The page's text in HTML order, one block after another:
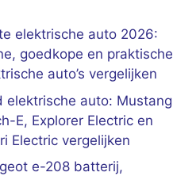
elektrische auto 2026:
goedkope en praktische
auto’s vergelijken
elektrische auto: Mustang
E, Explorer Electric en
Electric vergelijken
e-208 batterij,